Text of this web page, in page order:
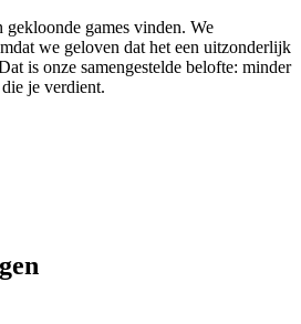
gekloonde games vinden. We
we geloven dat het een uitzonderlijk
is onze samengestelde belofte: minder
je verdient.